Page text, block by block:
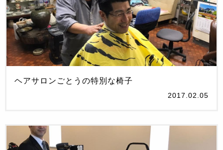
ヘアサロンごとうの特別な椅子
2017.02.05